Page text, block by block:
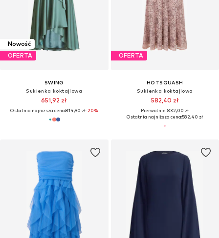
Nowość
OFERTA
SWING
Sukienka koktajlowa
651,92 zł
Ostatnia najniższa cena:814,90 zł-20%
OFERTA
HOTSQUASH
Sukienka koktajlowa
582,40 zł
Pierwotnie: 832,00 zł
Ostatnia najniższa cena:582,40 zł